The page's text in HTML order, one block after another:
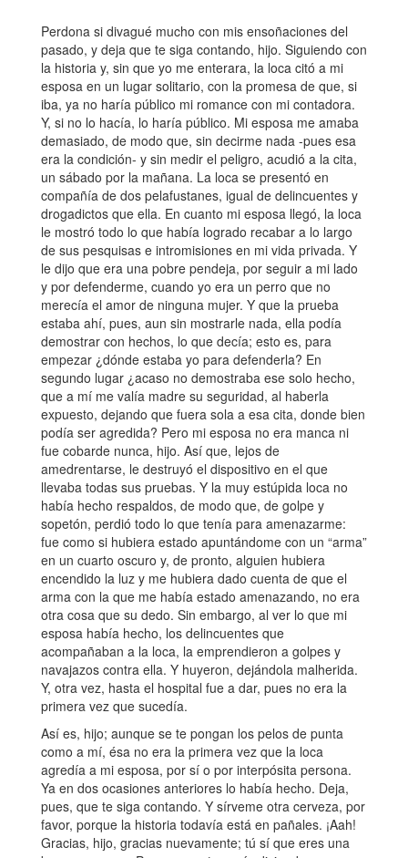
Perdona si divagué mucho con mis ensoñaciones del
pasado, y deja que te siga contando, hijo. Siguiendo con
la historia y, sin que yo me enterara, la loca citó a mi
esposa en un lugar solitario, con la promesa de que, si
iba, ya no haría público mi romance con mi contadora.
Y, si no lo hacía, lo haría público. Mi esposa me amaba
demasiado, de modo que, sin decirme nada -pues esa
era la condición- y sin medir el peligro, acudió a la cita,
un sábado por la mañana. La loca se presentó en
compañía de dos pelafustanes, igual de delincuentes y
drogadictos que ella. En cuanto mi esposa llegó, la loca
le mostró todo lo que había logrado recabar a lo largo
de sus pesquisas e intromisiones en mi vida privada. Y
le dijo que era una pobre pendeja, por seguir a mi lado
y por defenderme, cuando yo era un perro que no
merecía el amor de ninguna mujer. Y que la prueba
estaba ahí, pues, aun sin mostrarle nada, ella podía
demostrar con hechos, lo que decía; esto es, para
empezar ¿dónde estaba yo para defenderla? En
segundo lugar ¿acaso no demostraba ese solo hecho,
que a mí me valía madre su seguridad, al haberla
expuesto, dejando que fuera sola a esa cita, donde bien
podía ser agredida? Pero mi esposa no era manca ni
fue cobarde nunca, hijo. Así que, lejos de
amedrentarse, le destruyó el dispositivo en el que
llevaba todas sus pruebas. Y la muy estúpida loca no
había hecho respaldos, de modo que, de golpe y
sopetón, perdió todo lo que tenía para amenazarme:
fue como si hubiera estado apuntándome con un “arma”
en un cuarto oscuro y, de pronto, alguien hubiera
encendido la luz y me hubiera dado cuenta de que el
arma con la que me había estado amenazando, no era
otra cosa que su dedo. Sin embargo, al ver lo que mi
esposa había hecho, los delincuentes que
acompañaban a la loca, la emprendieron a golpes y
navajazos contra ella. Y huyeron, dejándola malherida.
Y, otra vez, hasta el hospital fue a dar, pues no era la
primera vez que sucedía.
Así es, hijo; aunque se te pongan los pelos de punta
como a mí, ésa no era la primera vez que la loca
agredía a mi esposa, por sí o por interpósita persona.
Ya en dos ocasiones anteriores lo había hecho. Deja,
pues, que te siga contando. Y sírveme otra cerveza, por
favor, porque la historia todavía está en pañales. ¡Aah!
Gracias, hijo, gracias nuevamente; tú sí que eres una